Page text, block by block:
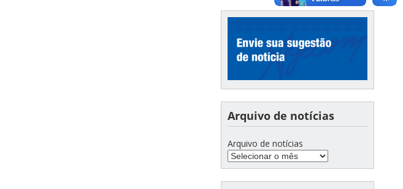
Arquivo de notícias
Arquivo de notícias